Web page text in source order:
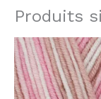
Produits